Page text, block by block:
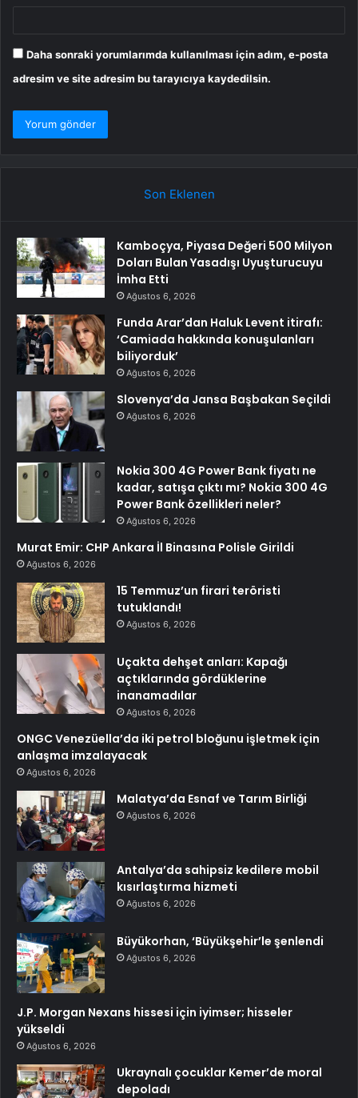
Daha sonraki yorumlarımda kullanılması için adım, e-posta
adresim ve site adresim bu tarayıcıya kaydedilsin.
Son Eklenen
Kamboçya, Piyasa Değeri 500 Milyon
Doları Bulan Yasadışı Uyuşturucuyu
İmha Etti
Ağustos 6, 2026
Funda Arar’dan Haluk Levent itirafı:
‘Camiada hakkında konuşulanları
biliyorduk’
Ağustos 6, 2026
Slovenya’da Jansa Başbakan Seçildi
Ağustos 6, 2026
Nokia 300 4G Power Bank fiyatı ne
kadar, satışa çıktı mı? Nokia 300 4G
Power Bank özellikleri neler?
Ağustos 6, 2026
Murat Emir: CHP Ankara İl Binasına Polisle Girildi
Ağustos 6, 2026
15 Temmuz’un firari teröristi
tutuklandı!
Ağustos 6, 2026
Uçakta dehşet anları: Kapağı
açtıklarında gördüklerine
inanamadılar
Ağustos 6, 2026
ONGC Venezüella’da iki petrol bloğunu işletmek için
anlaşma imzalayacak
Ağustos 6, 2026
Malatya’da Esnaf ve Tarım Birliği
Ağustos 6, 2026
Antalya’da sahipsiz kedilere mobil
kısırlaştırma hizmeti
Ağustos 6, 2026
Büyükorhan, ‘Büyükşehir’le şenlendi
Ağustos 6, 2026
J.P. Morgan Nexans hissesi için iyimser; hisseler
yükseldi
Ağustos 6, 2026
Ukraynalı çocuklar Kemer’de moral
depoladı